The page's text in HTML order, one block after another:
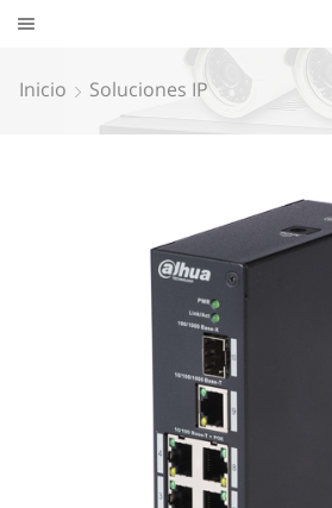
Inicio Soluciones IP